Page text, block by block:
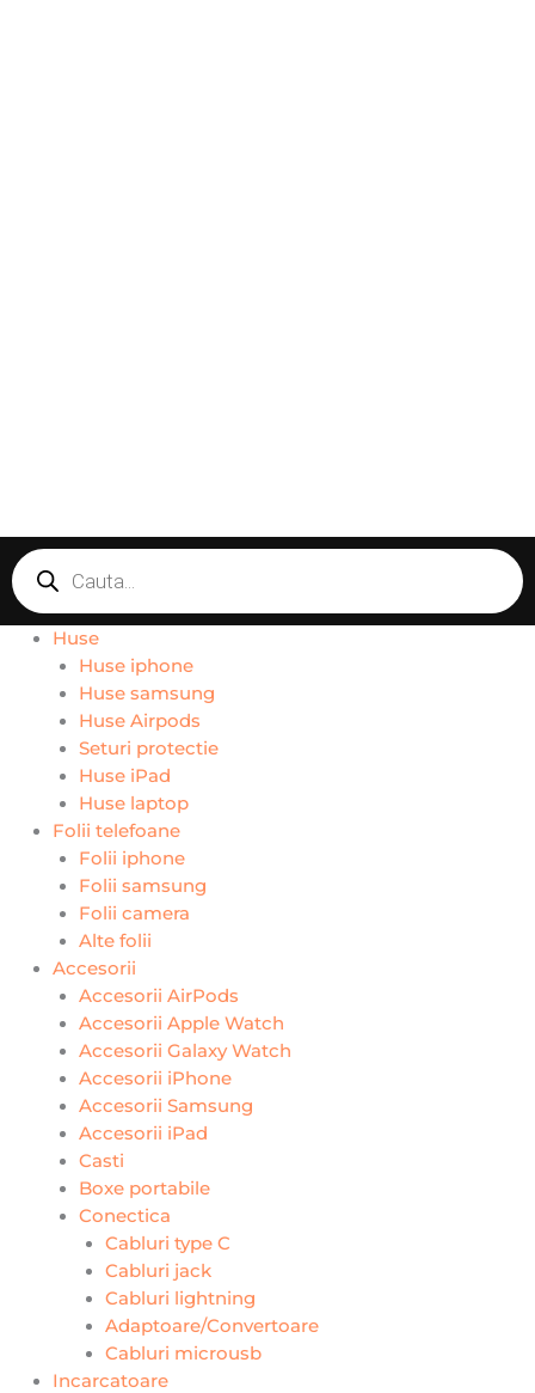
Products
search
Huse
Huse iphone
Huse samsung
Huse Airpods
Seturi protectie
Huse iPad
Huse laptop
Folii telefoane
Folii iphone
Folii samsung
Folii camera
Alte folii
Accesorii
Accesorii AirPods
Accesorii Apple Watch
Accesorii Galaxy Watch
Accesorii iPhone
Accesorii Samsung
Accesorii iPad
Casti
Boxe portabile
Conectica
Cabluri type C
Cabluri jack
Cabluri lightning
Adaptoare/Convertoare
Cabluri microusb
Incarcatoare